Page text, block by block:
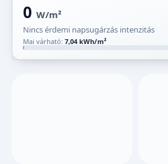
0 W/m²
Nincs érdemi napsugárzás intenzitás
Mai várható: 7,04 kWh/m²